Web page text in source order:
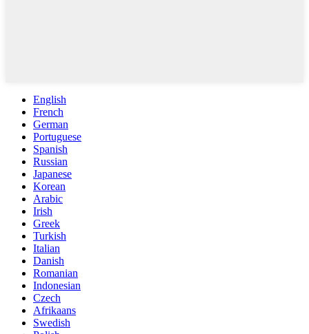
English
French
German
Portuguese
Spanish
Russian
Japanese
Korean
Arabic
Irish
Greek
Turkish
Italian
Danish
Romanian
Indonesian
Czech
Afrikaans
Swedish